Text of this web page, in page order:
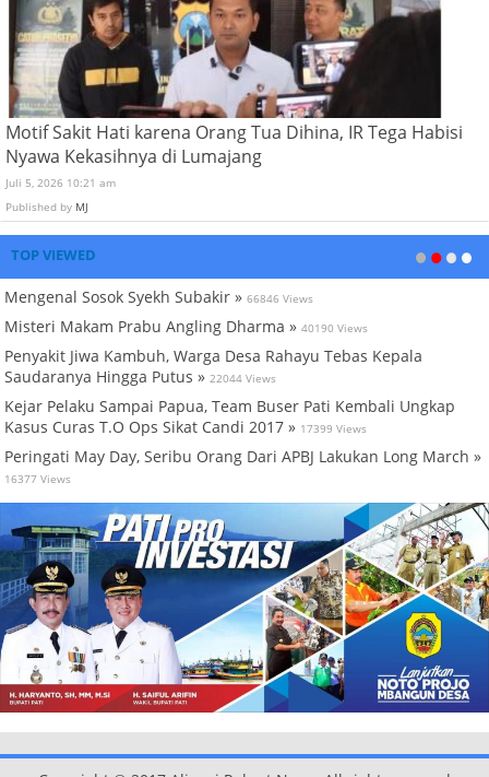
Motif Sakit Hati karena Orang Tua Dihina, IR Tega Habisi
Nyawa Kekasihnya di Lumajang
Juli 5, 2026 10:21 am
Published by MJ
TOP VIEWED
Mengenal Sosok Syekh Subakir » 66846 Views
Misteri Makam Prabu Angling Dharma » 40190 Views
Penyakit Jiwa Kambuh, Warga Desa Rahayu Tebas Kepala
Saudaranya Hingga Putus » 22044 Views
Kejar Pelaku Sampai Papua, Team Buser Pati Kembali Ungkap
Kasus Curas T.O Ops Sikat Candi 2017 » 17399 Views
Peringati May Day, Seribu Orang Dari APBJ Lakukan Long March »
16377 Views